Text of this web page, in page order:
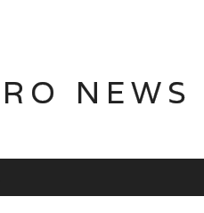
NEWS